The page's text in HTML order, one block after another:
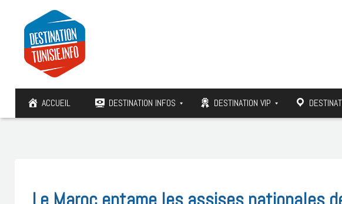
ACCUEIL DESTINATION INFOS DESTINATION VIP